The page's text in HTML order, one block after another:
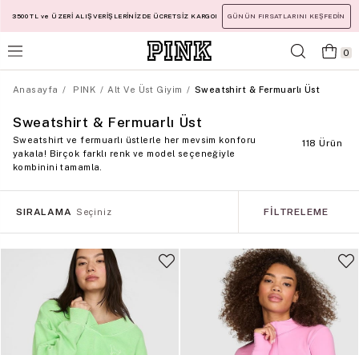
3500 TL ve ÜZERİ ALIŞVERİŞLERİNİZDE ÜCRETSİZ KARGO! GÜNÜN FIRSATLARINI KEŞFEDİN
0
Anasayfa PINK Alt Ve Üst Giyim Sweatshirt & Fermuarlı Üst
Sweatshirt & Fermuarlı Üst
Sweatshirt ve fermuarlı üstlerle her mevsim konforu
yakala! Birçok farklı renk ve model seçeneğiyle
kombinini tamamla.
118 Ürün
FILTRELEME
SIRALAMA Seçiniz